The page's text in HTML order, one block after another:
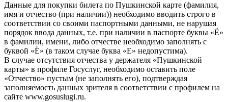
Данные для покупки билета по Пушкинской карте (фамилия,
имя и отчество (при наличии)) необходимо вводить строго в
соответствии со своими паспортными данными, не нарушая
порядок ввода данных, т.е. при наличии в паспорте буквы «Ё»
в фамилии, имени, либо отчестве необходимо заполнять с
буквой «Ё» (в таком случае буква «Е» недопустима).
В случае отсутствия отчества у держателя «Пушкинской
карты» в профиле Госуслуг, необходимо оставить поле
«Отчество» пустым (не заполнять его), подтверждая
заполняемость данных зрителя в соответствии с профилем на
сайте www.gosuslugi.ru.